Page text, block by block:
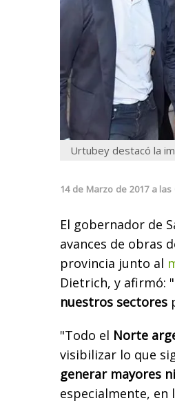
Urtubey destacó la
14 de Marzo de 2017 a las
El gobernador de
avances de obras
provincia junto al
Dietrich, y afirmó:
nuestros sectores
"Todo el Norte
visibilizar lo que
generar mayores
especialmente, en